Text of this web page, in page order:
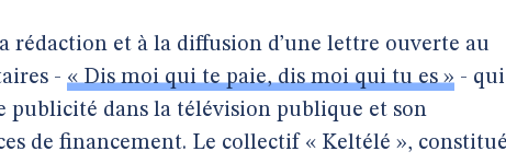
rédaction et à la diffusion d’une lettre ouverte au
- « Dis moi qui te paie, dis moi qui tu es » - qui
publicité dans la télévision publique et son
de financement. Le collectif « Keltélé »,